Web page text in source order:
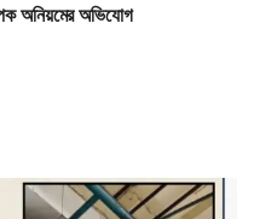
অনিয়মের অভিযোগ